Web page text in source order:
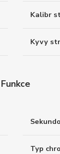
Kalibr
Kyvy
Funkce
Typ